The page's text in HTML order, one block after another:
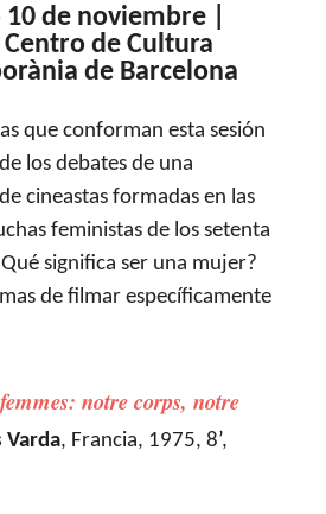
de noviembre |
de Cultura
de Barcelona
que conforman esta sesión
los debates de una
cineastas formadas en las
feministas de los setenta
significa ser una mujer?
de filmar específicamente
notre corps, notre
Varda, Francia, 1975, 8’,